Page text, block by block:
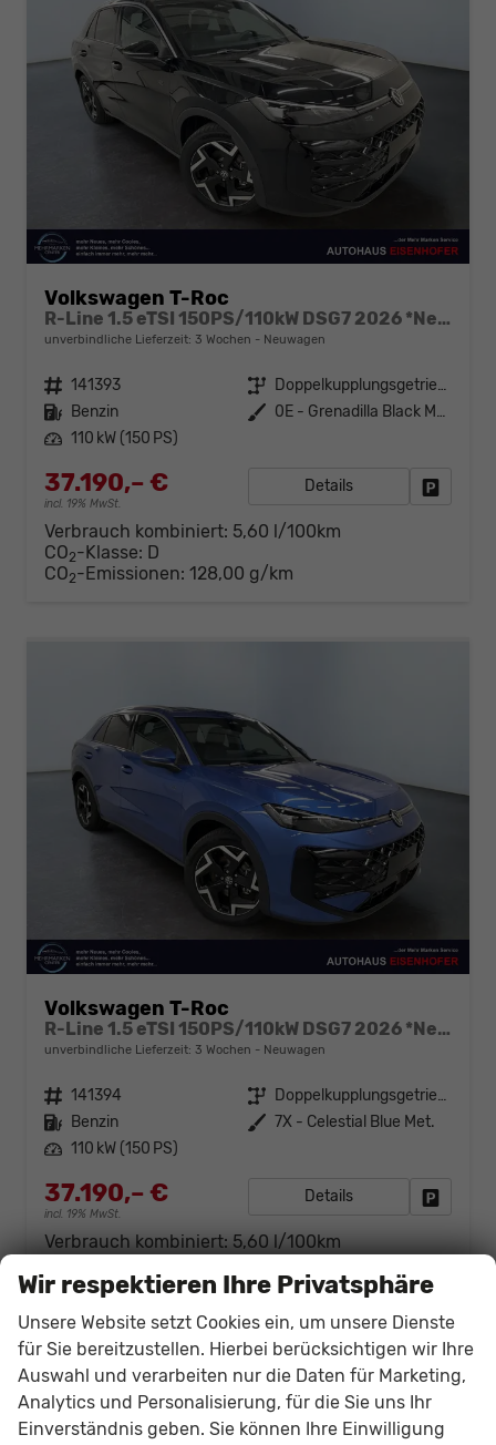
Volkswagen T-Roc
R-Line 1.5 eTSI 150PS/110kW DSG7 2026 *Neues Modell* | +AHK+PARK ASSIST PLUS+18"ALU
unverbindliche Lieferzeit: 3 Wochen Neuwagen
Fahrzeugnr. 141393 Getriebe
Doppelkupplungsgetriebe (DSG)
Kraftstoff Benzin Außenfarbe
0E - Grenadilla Black Met.
Leistung 110 kW (150 PS)
37.190,– €
incl. 19% MwSt.
Details
Verbrauch kombiniert: 5,60 l/100km
CO2-Klasse: D
CO2-Emissionen: 128,00 g/km
Volkswagen T-Roc
R-Line 1.5 eTSI 150PS/110kW DSG7 2026 *Neues Modell* +AHK+PARK ASSIST PLUS+18"ALU
unverbindliche Lieferzeit: 3 Wochen Neuwagen
Fahrzeugnr. 141394 Getriebe
Doppelkupplungsgetriebe (DSG)
Kraftstoff Benzin Außenfarbe 7X - Celestial Blue Met.
Leistung 110 kW (150 PS)
37.190,– €
incl. 19% MwSt.
Details
Verbrauch kombiniert: 5,60 l/100km
CO2-Emissionen:128,00 g/km
Wir respektieren Ihre Privatsphäre
Unsere Website setzt Cookies ein, um unsere Dienste
für Sie bereitzustellen. Hierbei berücksichtigen wir Ihre
Auswahl und verarbeiten nur die Daten für Marketing,
Analytics und Personalisierung, für die Sie uns Ihr
Einverständnis geben. Sie können Ihre Einwilligung